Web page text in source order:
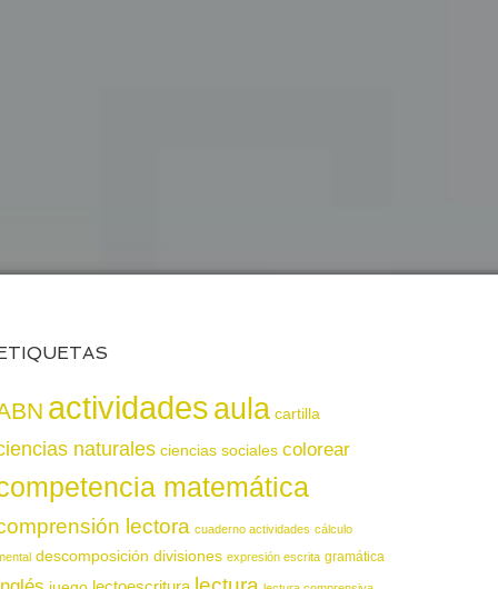
actividadesaula cartilla
naturales ciencias sociales colorear
matemática
lectora cuaderno actividades cálculo
descomposición divisiones expresión escrita gramática